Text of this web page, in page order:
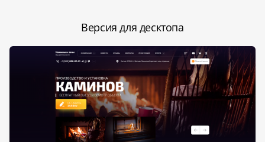
Версия для десктопа